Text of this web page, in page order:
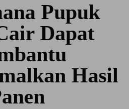
Pupuk
Dapat
Hasil